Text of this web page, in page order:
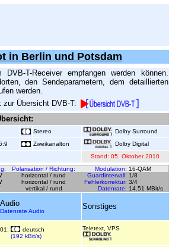
in Berlin und Potsdam
T-Receiver empfangen werden können.
den Sendeparametern, dem detaillierten
werden.
zur Übersicht DVB-T:
Stereo
Dolby Surround
Zweikanalton
Dolby Digital
Stand: 05. Oktober 2010
Polarisation / Richtung: Modulation: 16-QAM
horizontal / rund Guardintervall: 1/8
horizontal / rund Fehlerkorrektur: 3/4
vertikal / rund Datenrate: 14.51 MBit/s
Audio
Datenrate Audio
Sonstiges
01:
deutsch
(192 kBit/s)
Teletext, VPS